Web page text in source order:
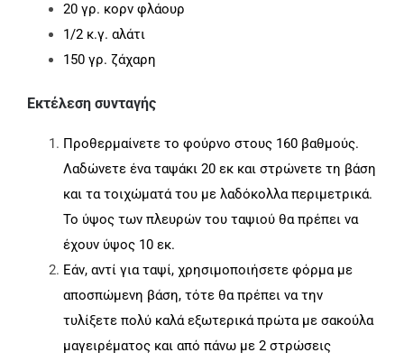
20 γρ. κορν φλάουρ
1/2 κ.γ. αλάτι
150 γρ. ζάχαρη
Εκτέλεση συνταγής
Προθερμαίνετε το φούρνο στους 160 βαθμούς.
Λαδώνετε ένα ταψάκι 20 εκ και στρώνετε τη βάση
και τα τοιχώματά του με λαδόκολλα περιμετρικά.
Το ύψος των πλευρών του ταψιού θα πρέπει να
έχουν ύψος 10 εκ.
Εάν, αντί για ταψί, χρησιμοποιήσετε φόρμα με
αποσπώμενη βάση, τότε θα πρέπει να την
τυλίξετε πολύ καλά εξωτερικά πρώτα με σακούλα
μαγειρέματος και από πάνω με 2 στρώσεις